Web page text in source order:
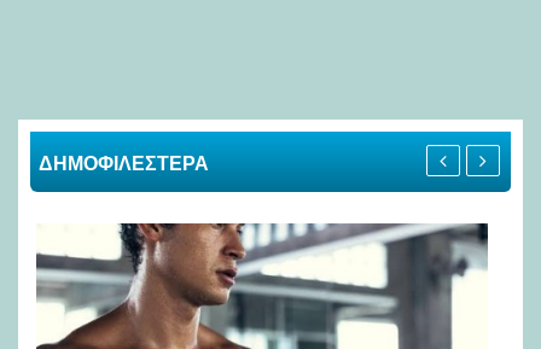
ΔΗΜΟΦΙΛΕΣΤΕΡΑ